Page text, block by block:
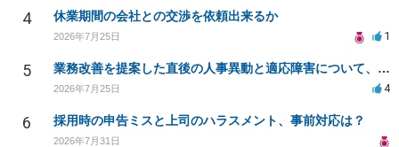
4 休業期間の会社との交渉を依頼出来るか
2026年7月25日 1
5 業務改善を提案した直後の人事異動と適応障害について、法的に問題があるか相談したいです。
2026年7月25日 4
6 採用時の申告ミスと上司のハラスメント、事前対応は？
2026年7月31日